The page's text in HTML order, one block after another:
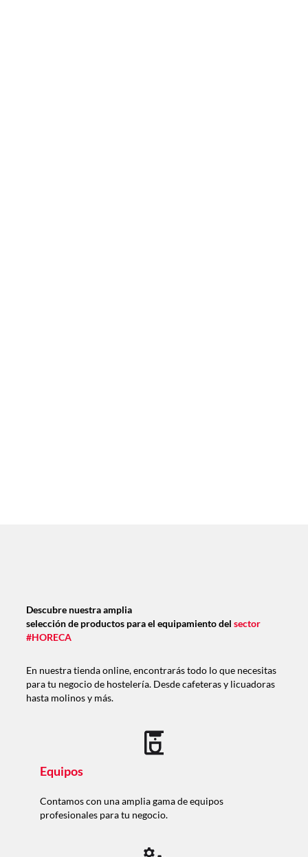
Descubre nuestra amplia
selección de productos para el equipamiento del sector
#HORECA
En nuestra tienda online, encontrarás todo lo que necesitas
para tu negocio de hostelería. Desde cafeteras y licuadoras
hasta molinos y más.
Equipos
Contamos con una amplia gama de equipos
profesionales para tu negocio.